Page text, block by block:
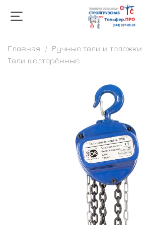
Главная
Ручные тали и тележки
Тали шестерённые